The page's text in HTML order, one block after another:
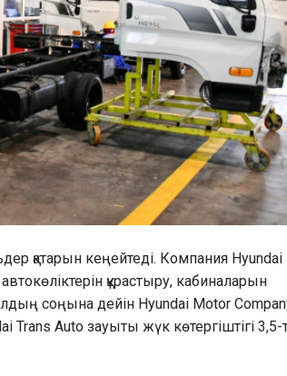
қатарын кеңейтеді. Компания Hyundai
құрастыру, кабиналарын
соңына дейін Hyundai Motor
Trans Auto зауыты жүк көтергіштігі 3,5-